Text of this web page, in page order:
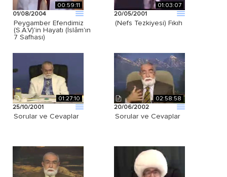
00:59:11
01/08/2004
Peygamber Efendimiz
(S.A.V)'in Hayatı (İslâm'ın
7 Safhası)
01:03:07
20/05/2001
(Nefs Tezkiyesi) Fıkıh
01:27:10
25/10/2001
Sorular ve Cevaplar
02:58:58
20/06/2002
Sorular ve Cevaplar